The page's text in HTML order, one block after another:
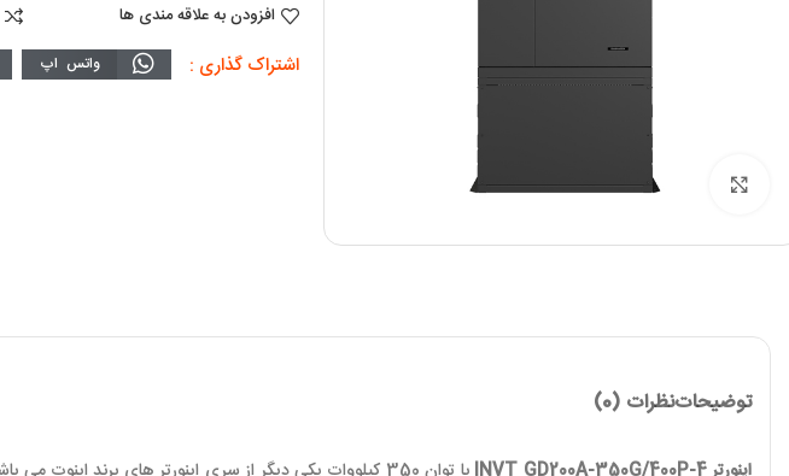
برای بزرگنمایی کلیک کنید
افزودن به علاقه مندی ها
اشتراک گذاری : واتس اپ
توضیحاتنظرات (0)